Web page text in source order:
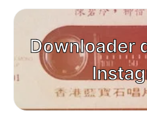
Downloader